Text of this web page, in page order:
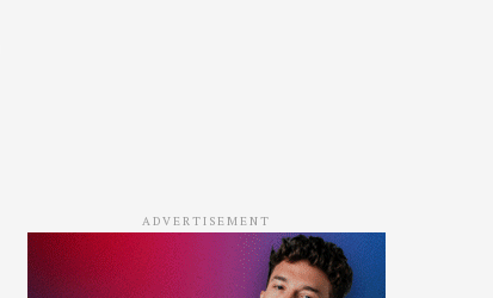
ADVERTISEMENT